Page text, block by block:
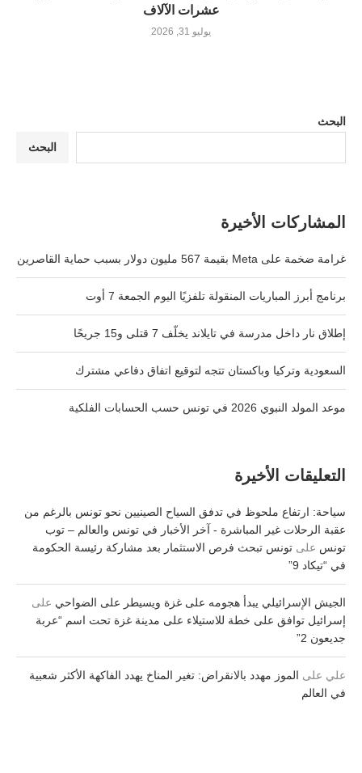
عشرات الآلاف
يوليو 31, 2026
البحث
البحث
المشاركات الأخيرة
غرامة ضخمة على Meta بقيمة 567 مليون دولار بسبب حماية القاصرين
برنامج أبرز المباريات المنقولة تلفزيًا اليوم الجمعة 7 أوت
إطلاق نار داخل مدرسة في تايلاند يخلّف 7 قتلى و15 جريحًا
السعودية وتركيا وباكستان تتجه لتوقيع اتفاق دفاعي مشترك
موعد المولد النبوي 2026 في تونس حسب الحسابات الفلكية
التعليقات الأخيرة
سياحة: ارتفاع ملحوظ في تدفق السياح الصينيين نحو تونس بالرغم من
عقبة الرحلات غير المباشرة - آخر الأخبار في تونس والعالم – توب
تونس على تونس تبحث فرص الاستثمار بعد مشاركة رئيسة الحكومة
في “تيكاد 9”
الجيش الإسرائيلي يبدأ هجومه على غزة ويسيطر على الضواحي على
إسرائيل توافق على خطة للاستيلاء على مدينة غزة تحت اسم “عربة
جديعون 2”
علي على الموز مهدد بالانقراض: تغير المناخ يهدد الفاكهة الأكثر شعبية
في العالم